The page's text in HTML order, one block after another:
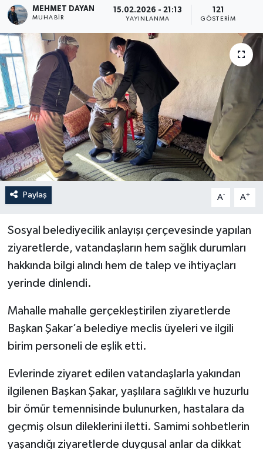
MEHMET DAYAN
MUHABIR
15.02.2026 - 21:13
YAYINLANMA
121
GÖSTERIM
Paylaş A- A+
Sosyal belediyecilik anlayışı çerçevesinde yapılan
ziyaretlerde, vatandaşların hem sağlık durumları
hakkında bilgi alındı hem de talep ve ihtiyaçları
yerinde dinlendi.
Mahalle mahalle gerçekleştirilen ziyaretlerde
Başkan Şakar’a belediye meclis üyeleri ve ilgili
birim personeli de eşlik etti.
Evlerinde ziyaret edilen vatandaşlarla yakından
ilgilenen Başkan Şakar, yaşlılara sağlıklı ve huzurlu
bir ömür temennisinde bulunurken, hastalara da
geçmiş olsun dileklerini iletti. Samimi sohbetlerin
yaşandığı ziyaretlerde duygusal anlar da dikkat
Hakkari
Siyaset
Son Dakika
Teknoloji
Yaşam